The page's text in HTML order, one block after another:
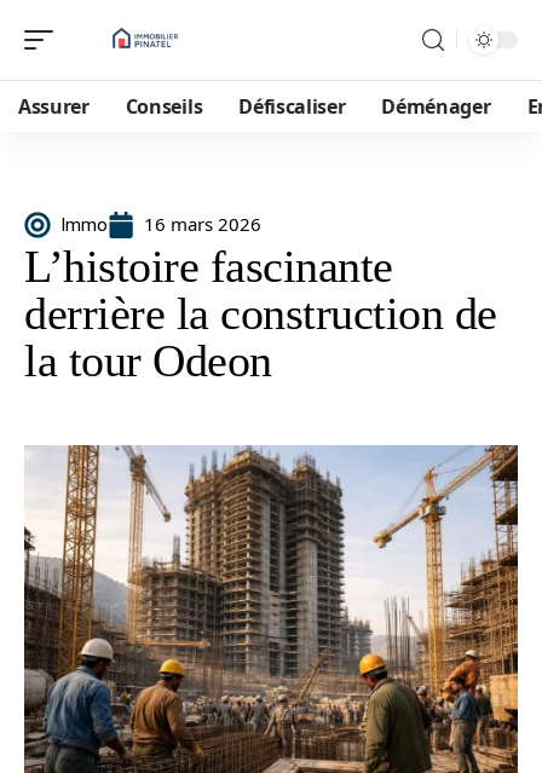
Assurer Conseils Défiscaliser Déménager
Immo 16 mars 2026
L’histoire fascinante
derrière la construction de
la tour Odeon